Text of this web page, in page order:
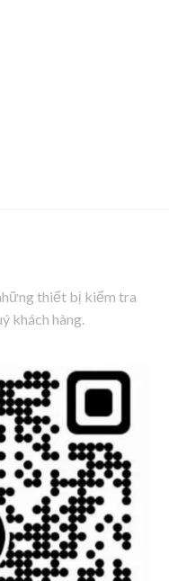
thiết bị kiểm tra
khách hàng.